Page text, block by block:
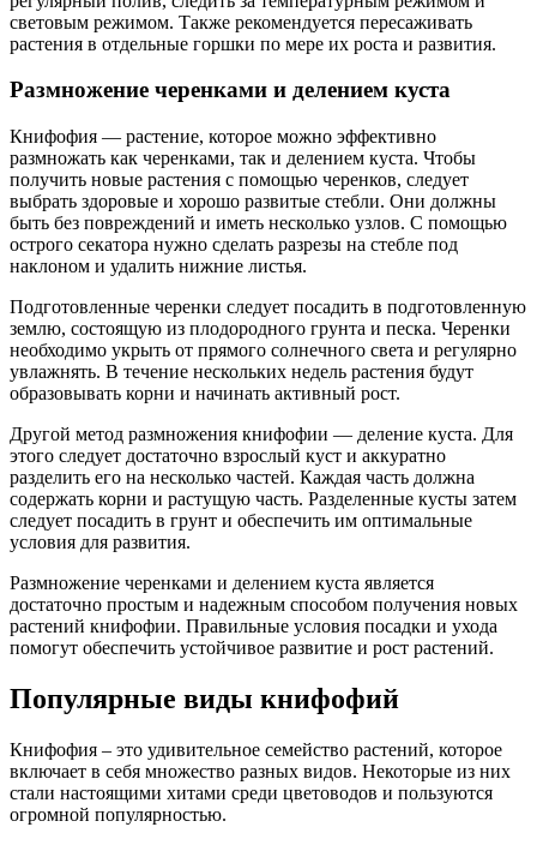
световым режимом. Также рекомендуется пересаживать
растения в отдельные горшки по мере их роста и развития.
Размножение черенками и делением куста
Книфофия — растение, которое можно эффективно
размножать как черенками, так и делением куста. Чтобы
получить новые растения с помощью черенков, следует
выбрать здоровые и хорошо развитые стебли. Они должны
быть без повреждений и иметь несколько узлов. С помощью
острого секатора нужно сделать разрезы на стебле под
наклоном и удалить нижние листья.
Подготовленные черенки следует посадить в подготовленную
землю, состоящую из плодородного грунта и песка. Черенки
необходимо укрыть от прямого солнечного света и регулярно
увлажнять. В течение нескольких недель растения будут
образовывать корни и начинать активный рост.
Другой метод размножения книфофии — деление куста. Для
этого следует достаточно взрослый куст и аккуратно
разделить его на несколько частей. Каждая часть должна
содержать корни и растущую часть. Разделенные кусты затем
следует посадить в грунт и обеспечить им оптимальные
условия для развития.
Размножение черенками и делением куста является
достаточно простым и надежным способом получения новых
растений книфофии. Правильные условия посадки и ухода
помогут обеспечить устойчивое развитие и рост растений.
Популярные виды книфофий
Книфофия – это удивительное семейство растений, которое
включает в себя множество разных видов. Некоторые из них
стали настоящими хитами среди цветоводов и пользуются
огромной популярностью.